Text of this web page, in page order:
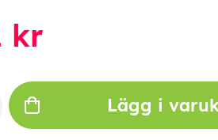
kr
Lägg i